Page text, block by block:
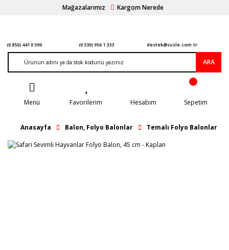
Mağazalarımız Kargom Nerede
(0 850) 441 0 590 (0 530) 956 1 333 destek@susle.com.tr
ARA
Menü Favorilerim Hesabım Sepetim
Anasayfa Balon, Folyo Balonlar Temalı Folyo Balonlar